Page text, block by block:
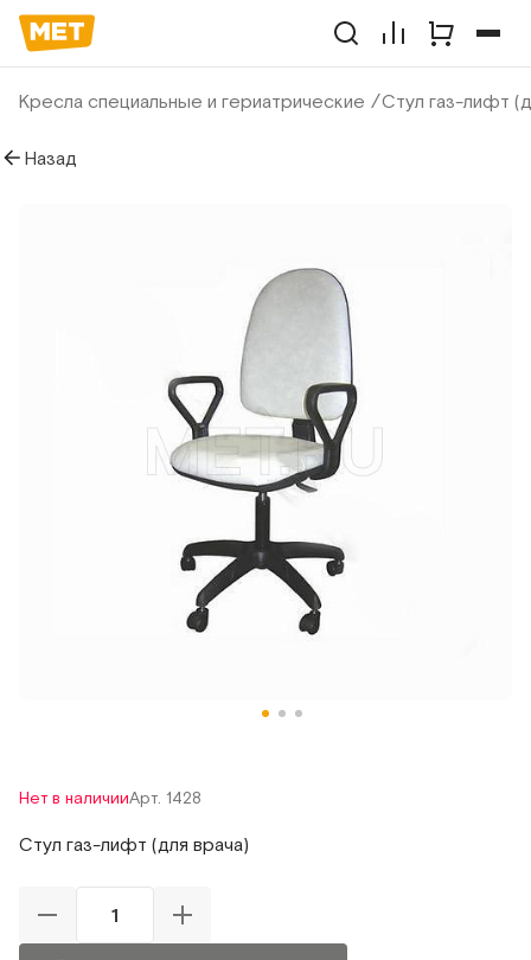
Кресла специальные и гериатрические Стул газ-лифт
Назад
Нет в наличииАрт. 1428
Стул газ-лифт (для врача)